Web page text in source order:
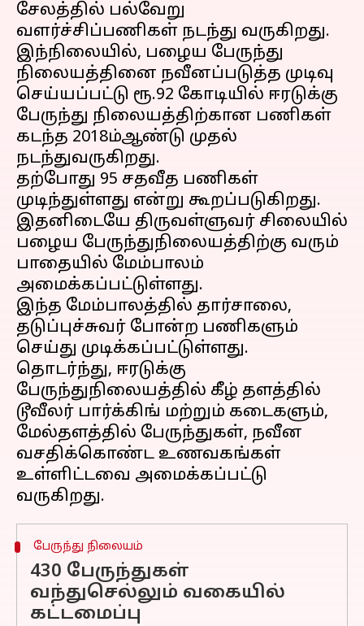
சேலத்தில் பல்வேறு
வளர்ச்சிப்பணிகள் நடந்து வருகிறது.
இந்நிலையில், பழைய பேருந்து
நிலையத்தினை நவீனப்படுத்த முடிவு
செய்யப்பட்டு ரூ.92 கோடியில் ஈரடுக்கு
பேருந்து நிலையத்திற்கான பணிகள்
கடந்த 2018ம்ஆண்டு முதல்
நடந்துவருகிறது.
தற்போது 95 சதவீத பணிகள்
முடிந்துள்ளது என்று கூறப்படுகிறது.
இதனிடையே திருவள்ளுவர் சிலையில்
பழைய பேருந்துநிலையத்திற்கு வரும்
பாதையில் மேம்பாலம்
அமைக்கப்பட்டுள்ளது.
இந்த மேம்பாலத்தில் தார்சாலை,
தடுப்புச்சுவர் போன்ற பணிகளும்
செய்து முடிக்கப்பட்டுள்ளது.
தொடர்ந்து, ஈரடுக்கு
பேருந்துநிலையத்தில் கீழ் தளத்தில்
டூவீலர் பார்க்கிங் மற்றும் கடைகளும்,
மேல்தளத்தில் பேருந்துகள், நவீன
வசதிக்கொண்ட உணவகங்கள்
உள்ளிட்டவை அமைக்கப்பட்டு
பேருந்து நிலையம்
430 பேருந்துகள்
வந்துசெல்லும் வகையில்
கட்டமைப்பு